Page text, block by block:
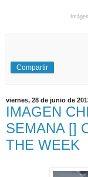
Compartir
viernes, 28 de junio de
IMAGEN
SEMANA []
THE WEEK